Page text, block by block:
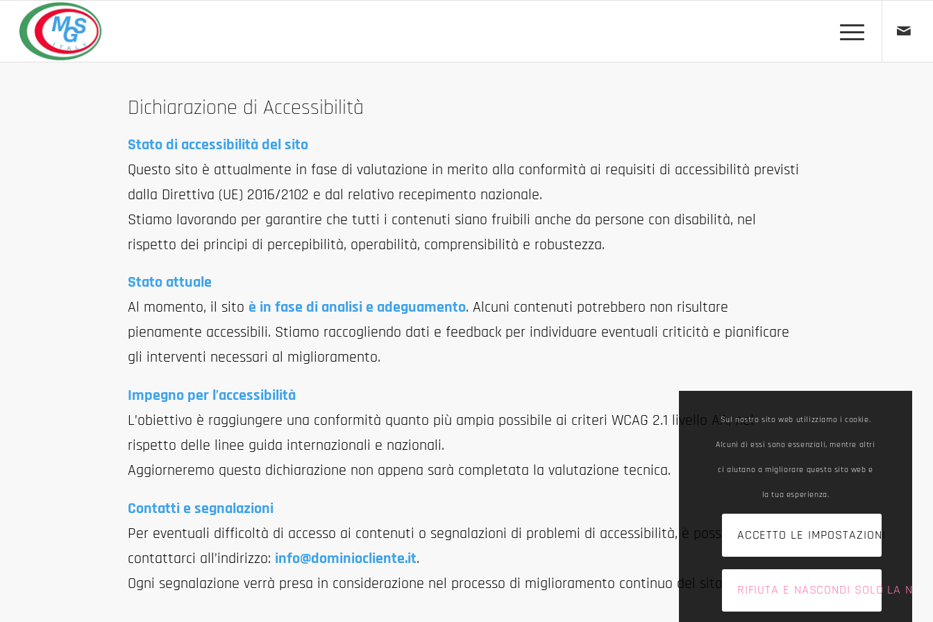
Salta
contenuto
Passa
alla
navigazione
Dichiarazione di Accessibilità
Stato di accessibilità del sito
Questo sito è attualmente in fase di valutazione in merito alla conformità ai requisiti di accessibilità previsti
dalla Direttiva (UE) 2016/2102 e dal relativo recepimento nazionale.
Stiamo lavorando per garantire che tutti i contenuti siano fruibili anche da persone con disabilità, nel
rispetto dei principi di percepibilità, operabilità, comprensibilità e robustezza.
Stato attuale
Al momento, il sito è in fase di analisi e adeguamento. Alcuni contenuti potrebbero non risultare
pienamente accessibili. Stiamo raccogliendo dati e feedback per individuare eventuali criticità e pianificare
gli interventi necessari al miglioramento.
Impegno per l’accessibilità
L’obiettivo è raggiungere una conformità quanto più ampia possibile ai criteri WCAG 2.1 livello AA, nel
rispetto delle linee guida internazionali e nazionali.
Aggiorneremo questa dichiarazione non appena sarà completata la valutazione tecnica.
Contatti e segnalazioni
Per eventuali difficoltà di accesso ai contenuti o segnalazioni di problemi di accessibilità, è possibile
contattarci all’indirizzo: info@dominiocliente.it.
Ogni segnalazione verrà presa in considerazione nel processo di miglioramento continuo del sito.
Sul nostro sito web utilizziamo i cookie.
Alcuni di essi sono essenziali, mentre altri
ci aiutano a migliorare questo sito web e
la tua esperienza.
ACCETTO LE IMPOSTAZIONI
RIFIUTA E NASCONDI SOLO LA